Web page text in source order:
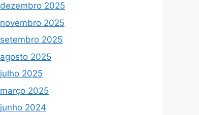
dezembro 2025
novembro 2025
setembro 2025
agosto 2025
julho 2025
março 2025
junho 2024